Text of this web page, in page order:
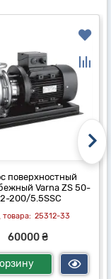
поверхностный
Varna ZS 50-
200/5.5SSC
25312-33
60000 ₴